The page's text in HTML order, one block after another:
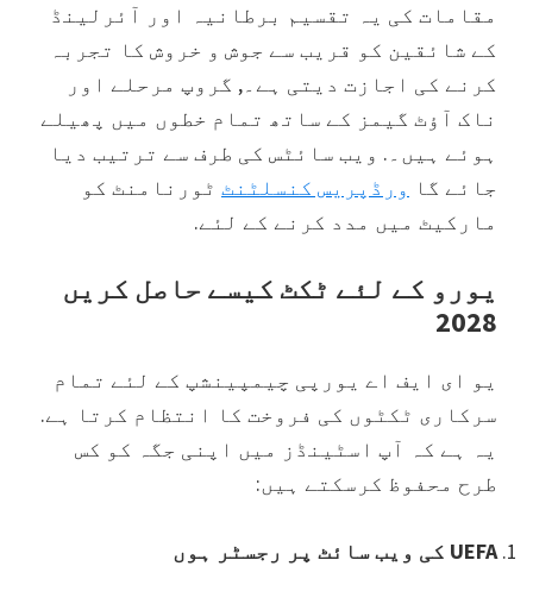
مقامات کی یہ تقسیم برطانیہ اور آئرلینڈ
کے شائقین کو قریب سے جوش و خروش کا تجربہ
کرنے کی اجازت دیتی ہے۔, گروپ مرحلے اور
ناک آؤٹ گیمز کے ساتھ تمام خطوں میں پھیلے
ہوئے ہیں۔. ویب سائٹس کی طرف سے ترتیب دیا
جائے گا ورڈپریس کنسلٹنٹ ٹورنامنٹ کو
مارکیٹ میں مدد کرنے کے لئے.
یورو کے لئے ٹکٹ کیسے حاصل کریں
2028
یو ای ایف اے یورپی چیمپینشپ کے لئے تمام
سرکاری ٹکٹوں کی فروخت کا انتظام کرتا ہے.
یہ ہے کہ آپ اسٹینڈز میں اپنی جگہ کو کس
طرح محفوظ کرسکتے ہیں:
UEFA کی ویب سائٹ پر رجسٹر ہوں